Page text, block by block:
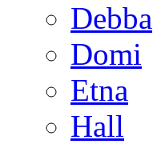
Debba
Domi
Etna
Hall